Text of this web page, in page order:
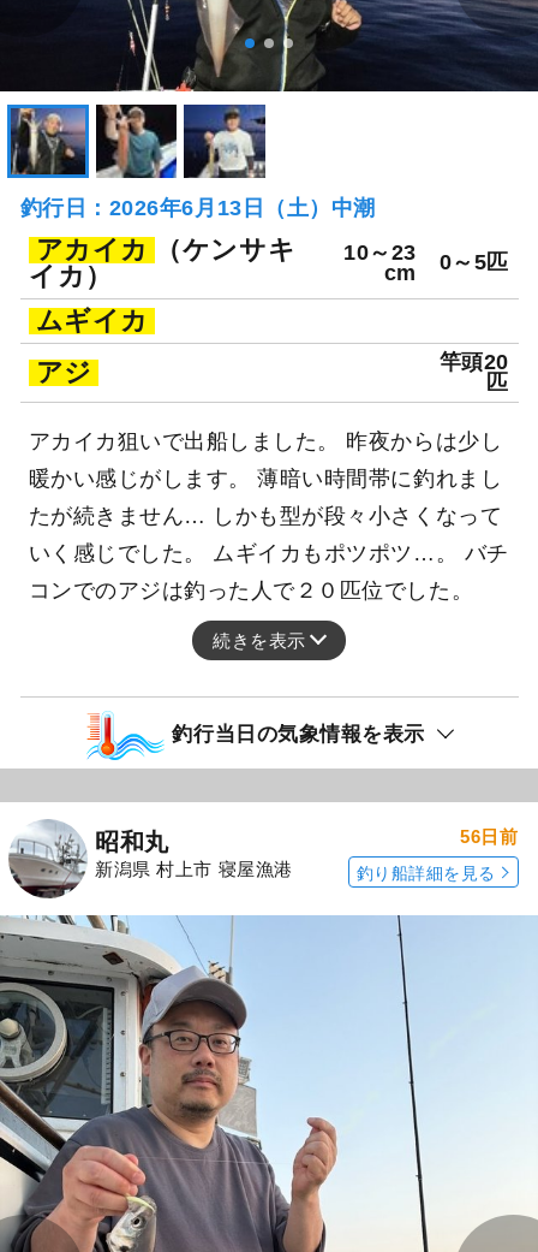
釣行日：2026年6月13日（土）中潮
アカイカ
（ケンサキ
イカ）
10～23
cm
0～5匹
ムギイカ
アジ
竿頭20
匹
アカイカ狙いで出船しました。 昨夜からは少し
暖かい感じがします。 薄暗い時間帯に釣れまし
たが続きません… しかも型が段々小さくなって
いく感じでした。 ムギイカもポツポツ…。 バチ
コンでのアジは釣った人で２０匹位でした。
続きを表示
釣行当日の気象情報を表示
昭和丸
新潟県 村上市 寝屋漁港
56日前
釣り船詳細を見る